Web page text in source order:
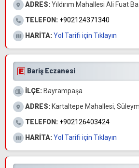
ADRES:Yıldırım Mahallesi Ali Fuat
TELEFON: +902124371340
HARİTA:Yol Tarifi için Tıklayın
Bariş Eczanesi
İLÇE: Bayrampaşa
ADRES: Kartaltepe Mahallesi,
TELEFON: +902126403424
HARİTA:Yol Tarifi için Tıklayın